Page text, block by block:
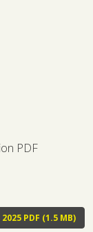
PDF
2025 PDF (1.5 MB)